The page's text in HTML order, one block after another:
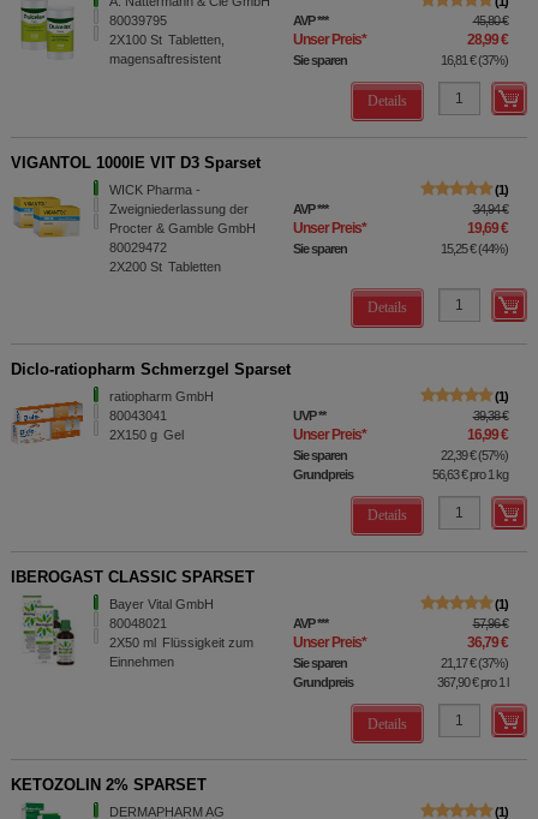
80039795
2X100 St Tabletten,
magensaftresistent
AVP*** 45,80 €
Unser Preis* 28,99 €
Sie sparen 16,81 €(37%)
Details
VIGANTOL 1000IE VIT D3 Sparset
WICK Pharma -
Zweigniederlassung der
Procter & Gamble GmbH
80029472
2X200 St Tabletten
1
AVP*** 34,94 €
Unser Preis* 19,69 €
Sie sparen 15,25 €(44%)
Details
Diclo-ratiopharm Schmerzgel Sparset
ratiopharm GmbH
80043041
2X150 g Gel
1
UVP** 39,38 €
Unser Preis* 16,99 €
Sie sparen 22,39 €(57%)
Grundpreis
56,63 €pro 1 kg
Details
IBEROGAST CLASSIC SPARSET
Bayer Vital GmbH
80048021
2X50 ml Flüssigkeit zum
Einnehmen
1
AVP*** 57,96 €
Unser Preis* 36,79 €
Sie sparen 21,17 €(37%)
Grundpreis
367,90 €pro 1 l
Details
KETOZOLIN 2% SPARSET
DERMAPHARM AG
1